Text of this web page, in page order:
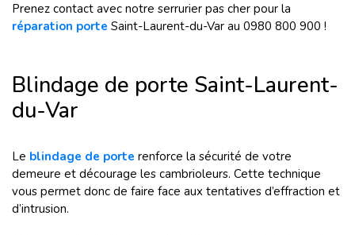
Prenez contact avec notre serrurier pas cher pour la
réparation porte Saint-Laurent-du-Var au 0980 800 900 !
Blindage de porte Saint-Laurent-
du-Var
Le blindage de porte renforce la sécurité de votre
demeure et décourage les cambrioleurs. Cette technique
vous permet donc de faire face aux tentatives d’effraction et
d’intrusion.